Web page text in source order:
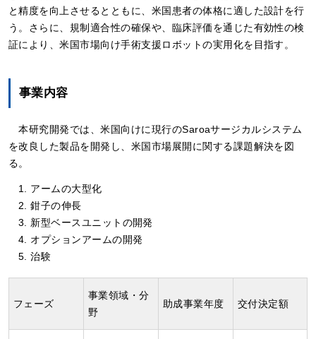
と精度を向上させるとともに、米国患者の体格に適した設計を行
う。さらに、規制適合性の確保や、臨床評価を通じた有効性の検
証により、米国市場向け手術支援ロボットの実用化を目指す。
事業内容
本研究開発では、米国向けに現行のSaroaサージカルシステム
を改良した製品を開発し、米国市場展開に関する課題解決を図
る。
アームの大型化
鉗子の伸長
新型ベースユニットの開発
オプションアームの開発
治験
フェーズ
事業領域・分
野
助成事業年度 交付決定額